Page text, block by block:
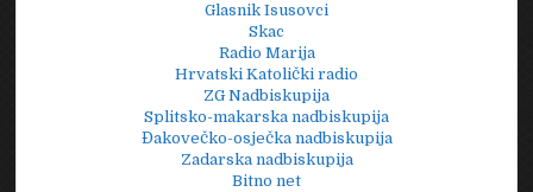
Glasnik Isusovci
Skac
Radio Marija
Hrvatski Katolički radio
ZG Nadbiskupija
Splitsko-makarska nadbiskupija
Đakovečko-osječka nadbiskupija
Zadarska nadbiskupija
Bitno net